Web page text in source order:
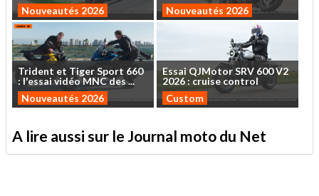
Nouveautés 2026
Nouveautés 2026
Trident et TigerSport 660
: l'essaividéoMNCdes...
Nouveautés 2026
EssaiQJMotorSRV 600V2
2026 : cruise control
Custom
A lire aussi sur le Journal moto du Net